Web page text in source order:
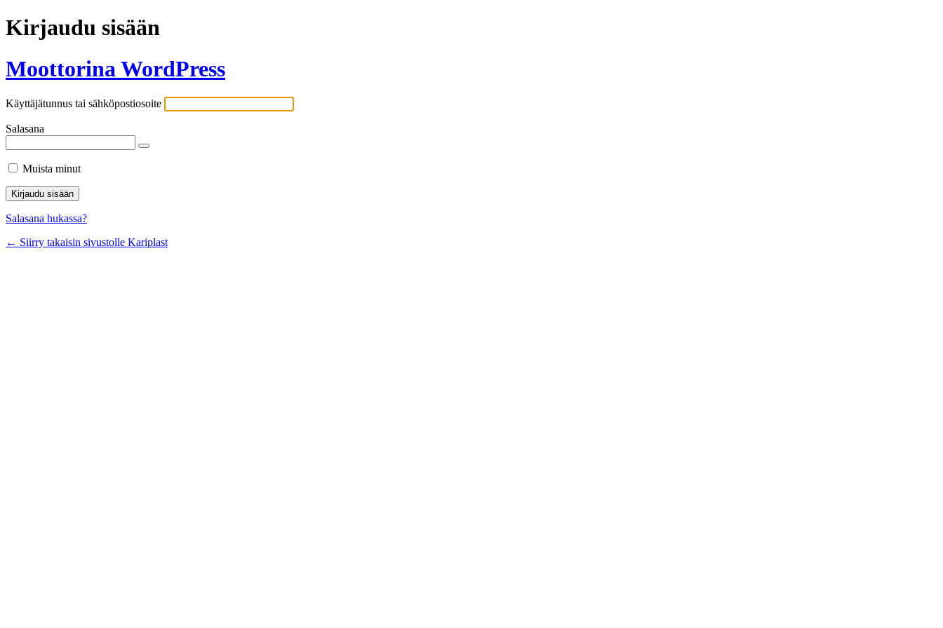
Kirjaudu sisään
Moottorina WordPress
Käyttäjätunnus tai sähköpostiosoite
Salasana
Muista minut
Salasana hukassa?
← Siirry takaisin sivustolle Kariplast